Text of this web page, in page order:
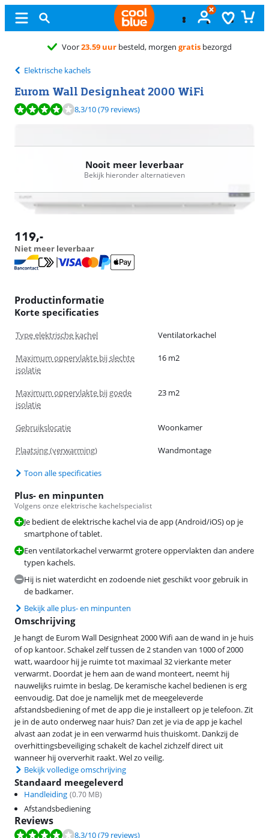
besteld, morgengratisbezorgd
Elektrische kachels
Eurom Wall Designheat 2000 WiFi
Beoordeling is 8,3 van de 10, gebaseerd op 79 reviews.
8,3/10(79 reviews)
Nooit meer leverbaar
Bekijk hieronder alternatieven
119,-
Niet meer leverbaar
Productinformatie
Korte specificaties
Type elektrische kachel Ventilatorkachel
Maximum oppervlakte bij slechte
isolatie
16 m2
Maximum oppervlakte bij goede
isolatie
23 m2
Gebruikslocatie Woonkamer
Plaatsing (verwarming) Wandmontage
Toon alle specificaties
Plus- en minpunten
Volgens onze elektrische kachelspecialist
Je bedient de elektrische kachel via de app (Android/iOS) op je
smartphone of tablet.
Een ventilatorkachel verwarmt grotere oppervlakten dan andere
typen kachels.
Hij is niet waterdicht en zodoende niet geschikt voor gebruik in
de badkamer.
Bekijk alle plus- en minpunten
Omschrijving
Je hangt de Eurom Wall Designheat 2000 Wifi aan de wand in je huis
of op kantoor. Schakel zelf tussen de 2 standen van 1000 of 2000
watt, waardoor hij je ruimte tot maximaal 32 vierkante meter
verwarmt. Doordat je hem aan de wand monteert, neemt hij
nauwelijks ruimte in beslag. De keramische kachel bedienen is erg
eenvoudig. Dat doe je namelijk met de meegeleverde
afstandsbediening of met de app die je installeert op je telefoon. Zit
je in de auto onderweg naar huis? Dan zet je via de app je kachel
alvast aan zodat je in een verwarmd huis thuiskomt. Dankzij de
overhittingsbeveiliging schakelt de kachel zichzelf direct uit
wanneer hij oververhit raakt. Wel zo veilig.
Bekijk volledige omschrijving
Standaard meegeleverd
Handleiding (0.70 MB)
Afstandsbediening
Reviews
Beoordeling is 8,3 van de 10, gebaseerd op 79 reviews.
8,3/10(79 reviews)